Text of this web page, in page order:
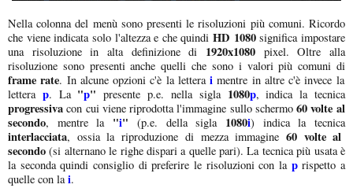
Nella colonna del menù sono presenti le risoluzioni più comuni. Ricordo
che viene indicata solo l'altezza e che quindiHD 1080significa impostare
una risoluzione in alta definizione di 1920x1080 pixel. Oltre alla
risoluzione sono presenti anche quelli che sono i valori più comuni di
frame rate. In alcune opzioni c'è la letterai mentre in altre c'è invece la
letterap. La "p" presente p.e. nella sigla1080p, indica la tecnica
progressiva con cui viene riprodotta l'immagine sullo schermo60 volte al
secondo, mentre la "i" (p.e. della sigla 1080i) indica la tecnica
interlacciata, ossia la riproduzione di mezza immagine 60 volte al
secondo (si alternano le righe dispari a quelle pari). La tecnica più usata è
la seconda quindi consiglio di preferire le risoluzioni con la prispetto a
quelle con lai.